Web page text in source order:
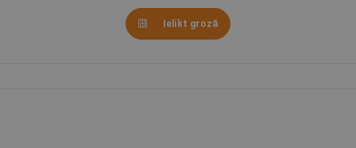
Ielikt grozā